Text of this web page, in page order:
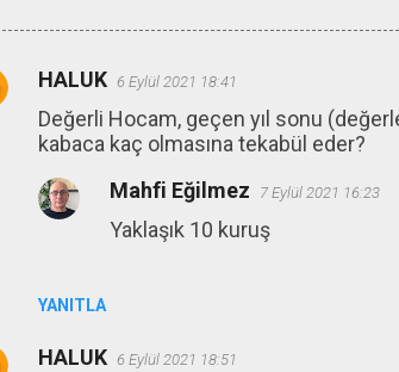
HALUK 6 Eylül 2021 18:41
Değerli Hocam, geçen yıl sonu
kabaca kaç olmasına tekabül eder?
YANITLA
Mahfi Eğilmez 7 Eylül 2021 16:23
Yaklaşık 10 kuruş
HALUK 6 Eylül 2021 18:51